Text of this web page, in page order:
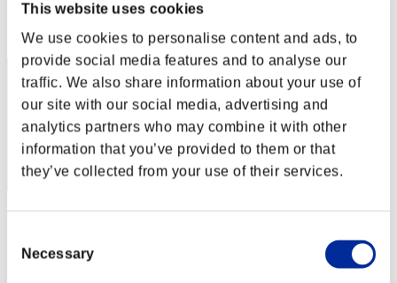
This website uses cookies
We use cookies to personalise content and ads, to
provide social media features and to analyse our
traffic. We also share information about your use of
our site with our social media, advertising and
analytics partners who may combine it with other
information that you’ve provided to them or that
they’ve collected from your use of their services.
Selection
Necessary
RANK
32
Asonic
スコア:Lv:1/13'32"64